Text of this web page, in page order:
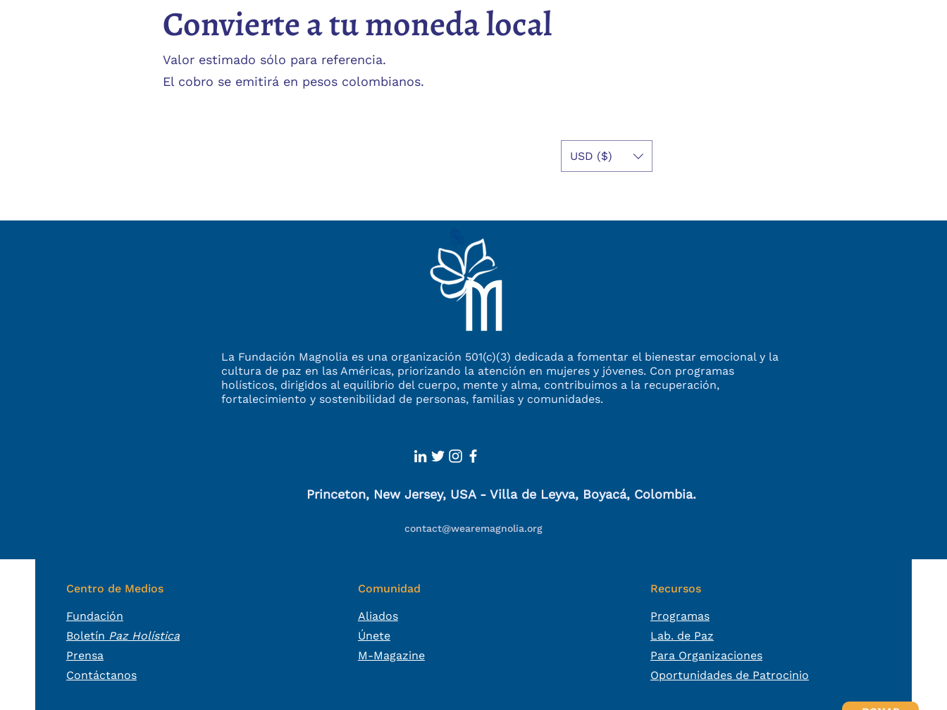
Convierte a tu moneda local
Valor estimado sólo para referencia.
El cobro se emitirá en pesos colombianos.
USD ($)
La Fundación Magnolia es una organización 501(c)(3) dedicada a fomentar el bienestar emocional y la
cultura de paz en las Américas, priorizando la atención en mujeres y jóvenes. Con programas
holísticos, dirigidos al equilibrio del cuerpo, mente y alma, contribuimos a la recuperación,
fortalecimiento y sostenibilidad de personas, familias y comunidades.
Princeton, New Jersey, USA - Villa de Leyva, Boyacá, Colombia.
contact@wearemagnolia.org
Centro de Medios
Fundación
Boletín Paz Holística
Prensa
Contáctanos
Comunidad
Aliados
Únete
M-Magazine
Recursos
Programas
Lab. de Paz
Para Organizaciones
Oportunidades de Patrocinio